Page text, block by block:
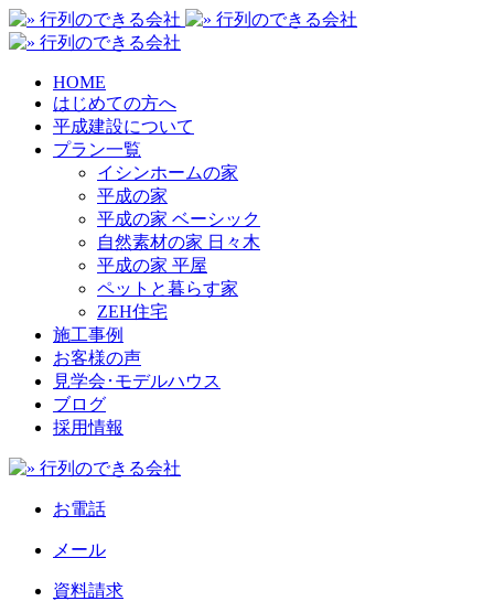
HOME
はじめての方へ
平成建設について
プラン一覧
イシンホームの家
平成の家
平成の家 ベーシック
自然素材の家 日々木
平成の家 平屋
ペットと暮らす家
ZEH住宅
施工事例
お客様の声
見学会･モデルハウス
ブログ
採用情報
お電話
メール
資料請求